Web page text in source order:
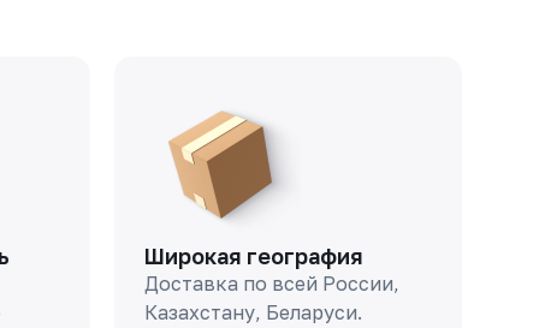
Широкая география
Доставка по всей России,
Казахстану, Беларуси.